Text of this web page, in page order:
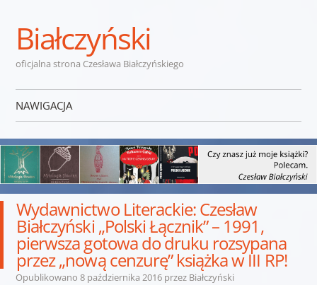
Białczyński
oficjalna strona Czesława Białczyńskiego
NAWIGACJA
Wydawnictwo Literackie: Czesław
Białczyński „Polski Łącznik” – 1991,
pierwsza gotowa do druku rozsypana
przez „nową cenzurę” książka w III RP!
Opublikowano 8 października 2016przez Białczyński